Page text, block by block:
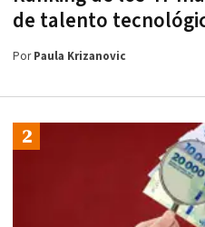
de talento
PorPaula Krizanovic